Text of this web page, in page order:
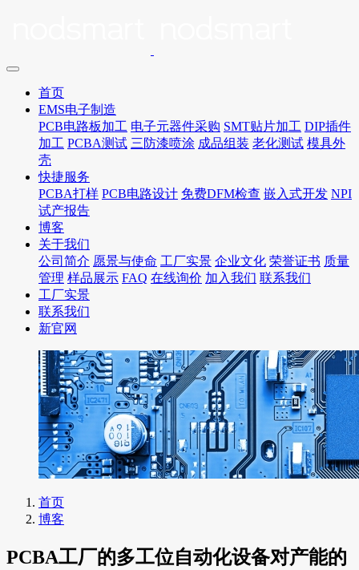
首页
EMS电子制造
PCB电路板加工 电子元器件采购 SMT贴片加工 DIP插件
加工 PCBA测试 三防漆喷涂 成品组装 老化测试 模具外
壳
快捷服务
PCBA打样 PCB电路设计 免费DFM检查 嵌入式开发 NPI
试产报告
博客
关于我们
公司简介 愿景与使命 工厂实景 企业文化 荣誉证书 质量
管理 样品展示 FAQ 在线询价 加入我们 联系我们
工厂实景
联系我们
新官网
首页
博客
PCBA工厂的多工位自动化设备对产能的